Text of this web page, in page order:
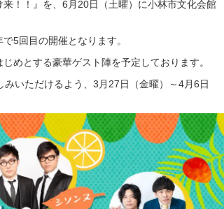
！！』を、6月20日（土曜）に小林市文化会館
5回目の開催となります。
めとする豪華ゲスト陣を予定しております。
いただけるよう、3月27日（金曜）～4月6日